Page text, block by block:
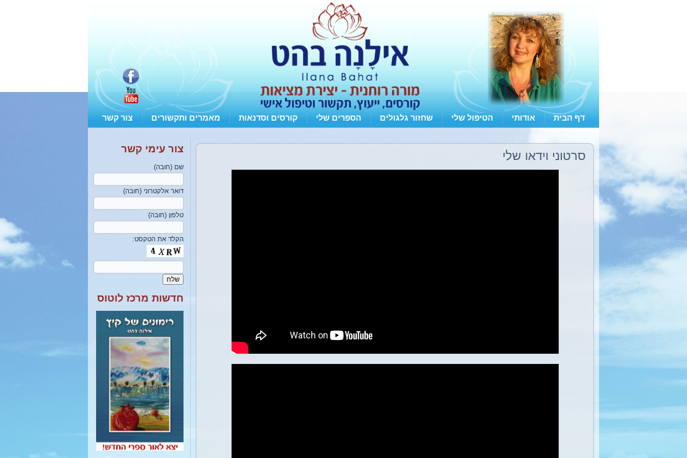
דף הבית אודותי הטיפול שלי שחזור גלגולים הספרים שלי קורסים וסדנאות מאמרים ותקשורים צור קשר
סרטוני וידאו שלי צור עימי קשר
שם (חובה)
דואר אלקטרוני (חובה)
טלפון (חובה)
הקלד את הטקסט:
חדשות מרכז לוטוס
ברוכים הבאים לאתרי המחודש,
מוזמנים לסייר לכם בין התכנים
השונים באתר וליצור עימי קשר
באמצעות עמוד צור קשר בתפריט
הראשי.גלישה נעימה לכולכם.
יצא לאור ספרי החדש:
"רימונים של קיץ"